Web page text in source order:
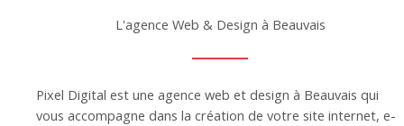
L'agence Web & Design à Beauvais
Pixel Digital est une agence web et design à Beauvais qui
vous accompagne dans la création de votre site internet, e-